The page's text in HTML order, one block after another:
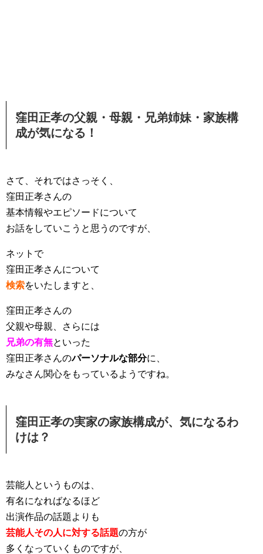
窪田正孝の父親・母親・兄弟姉妹・家族構
成が気になる！
さて、それではさっそく、
窪田正孝さんの
基本情報やエピソードについて
お話をしていこうと思うのですが、
ネットで
窪田正孝さんについて
検索をいたしますと、
窪田正孝さんの
父親や母親、さらには
兄弟の有無といった
窪田正孝さんのパーソナルな部分に、
みなさん関心をもっているようですね。
窪田正孝の実家の家族構成が、気になるわ
けは？
芸能人というものは、
有名になればなるほど
出演作品の話題よりも
芸能人その人に対する話題の方が
多くなっていくものですが、